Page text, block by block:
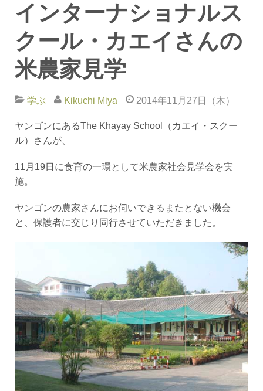
インターナショナルス
クール・カエイさんの
米農家見学
学ぶ Kikuchi Miya 2014年11月27日（木）
ヤンゴンにあるThe Khayay School（カエイ・スクー
ル）さんが、
11月19日に食育の一環として米農家社会見学会を実
施。
ヤンゴンの農家さんにお伺いできるまたとない機会
と、保護者に交じり同行させていただきました。